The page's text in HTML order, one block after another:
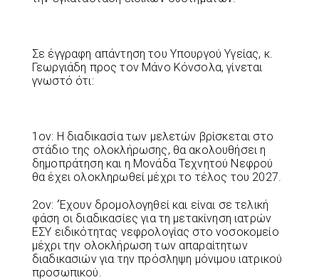
Σε έγγραφη απάντηση του Υπουργού Υγείας, κ.
Γεωργιάδη προς τον Μάνο Κόνσολα, γίνεται
γνωστό ότι:
1ον: Η διαδικασία των μελετών βρίσκεται στο
στάδιο της ολοκλήρωσης, θα ακολουθήσει η
δημοπράτηση και η Μονάδα Τεχνητού Νεφρού
θα έχει ολοκληρωθεί μέχρι το τέλος του 2027.
2ον: ‘Έχουν δρομολογηθεί και είναι σε τελική
φάση οι διαδικασίες για τη μετακίνηση ιατρών
ΕΣΥ ειδικότητας νεφρολογίας στο νοσοκομείο
μέχρι την ολοκλήρωση των απαραίτητων
διαδικασιών για την πρόσληψη μόνιμου ιατρικού
προσωπικού.